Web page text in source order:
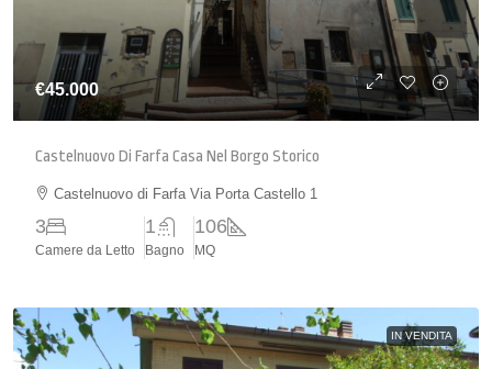
€45.000
Castelnuovo Di Farfa Casa Nel Borgo Storico
Castelnuovo di Farfa Via Porta Castello 1
3
Camere da Letto
1
Bagno
106
MQ
IN VENDITA